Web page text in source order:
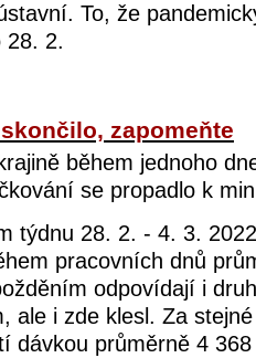
To, že
28. 2.
zapomeňte
během jednoho
se propadlo k
týdnu 28. 2. - 4. 3.
pracovních dnů
odpovídají i
ale i zde klesl. Za
dávkou průměrně 4